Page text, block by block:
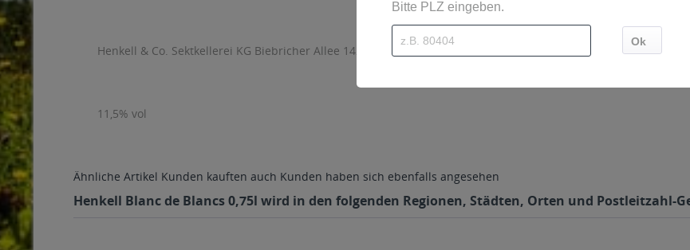
Henkell & Co. Sektkellerei KG Biebricher Allee 14265187 Wiesbaden
11,5% vol
Ähnliche Artikel Kunden kauften auch Kunden haben sich ebenfalls angesehen
Henkell Blanc de Blancs 0,75l wird in den folgenden Regionen, Städten, Orten und Postleitzahl-